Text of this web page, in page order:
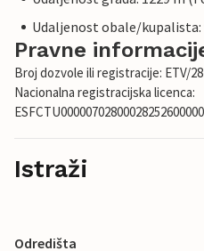
Udaljenost obale/kupalista:
Pravne
Broj dozvole ili registracije: ETV/
Nacionalna registracijska licenca:
Istraži
Odredišta